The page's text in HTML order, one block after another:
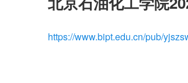
https://www.bipt.edu.cn/pub/